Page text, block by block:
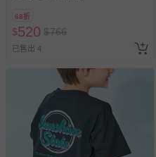
68折
$520 $766
已售出 4